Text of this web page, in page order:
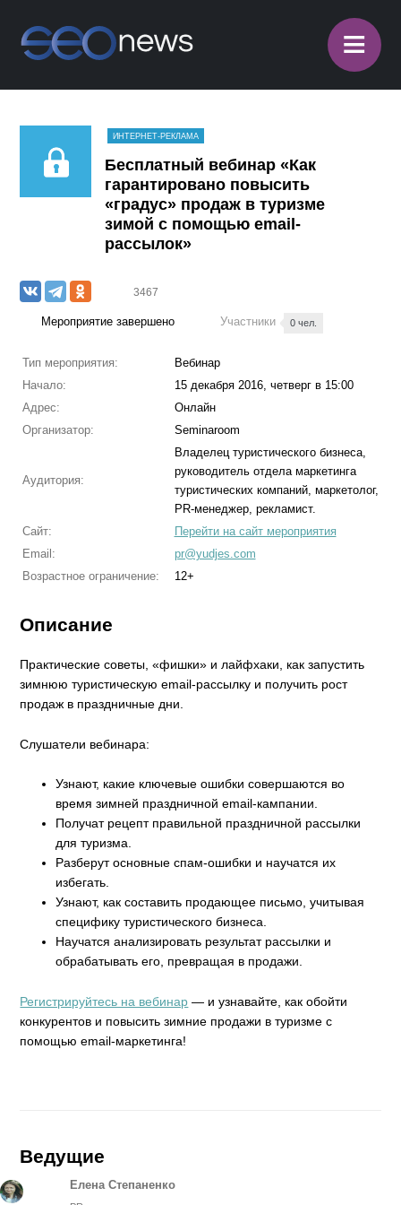
≡
ИНТЕРНЕТ-РЕКЛАМА
Бесплатный вебинар «Как
гарантировано повысить
«градус» продаж в туризме
зимой с помощью email-
рассылок»
3467
Мероприятие завершено Участники 0 чел.
Тип мероприятия:
Вебинар
Начало:
15 декабря 2016, четверг в 15:00
Адрес:
Онлайн
Организатор:
Seminaroom
Аудитория:
Владелец туристического бизнеса,
руководитель отдела маркетинга
туристических компаний, маркетолог,
PR-менеджер, рекламист.
Сайт:
Перейти на сайт мероприятия
Email:
pr@yudjes.com
Возрастное ограничение:
12+
Описание
Практические советы, «фишки» и лайфхаки, как запустить
зимнюю туристическую email-рассылку и получить рост
продаж в праздничные дни.
Слушатели вебинара:
Узнают, какие ключевые ошибки совершаются во
время зимней праздничной email-кампании.
Получат рецепт правильной праздничной рассылки
для туризма.
Разберут основные спам-ошибки и научатся их
избегать.
Узнают, как составить продающее письмо, учитывая
специфику туристического бизнеса.
Научатся анализировать результат рассылки и
обрабатывать его, превращая в продажи.
Регистрируйтесь на вебинар — и узнавайте, как обойти
конкурентов и повысить зимние продажи в туризме с
помощью email-маркетинга!
Ведущие
Елена Степаненко